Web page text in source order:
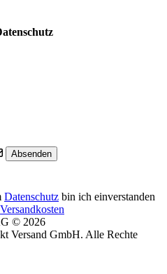
Absenden
Datenschutz bin ich einverstanden
Versandkosten
© 2026
Versand GmbH. Alle Rechte